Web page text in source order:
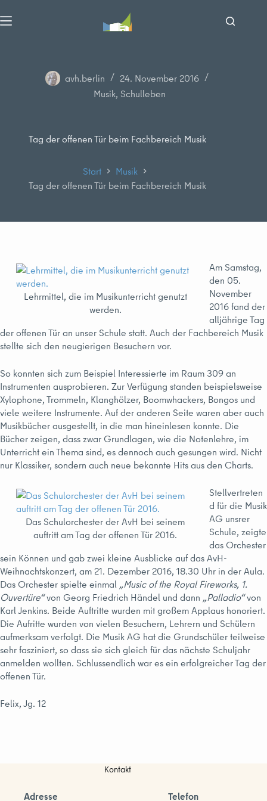
Inhalt
avh.berlin
24. November 2016
Musik, Schulleben
Tag der offenen Tür beim Fachbereich Musik
Start
Musik
Tag der offenen Tür beim Fachbereich Musik
Lehrmittel, die im Musikunterricht genutzt
werden.
Am Samstag,
den 05.
November
2016 fand der
alljährige Tag
der offenen Tür an unser Schule statt. Auch der Fachbereich Musik
stellte sich den neugierigen Besuchern vor.
So konnten sich zum Beispiel Interessierte im Raum 309 an
Instrumenten ausprobieren. Zur Verfügung standen beispielsweise
Xylophone, Trommeln, Klanghölzer, Boomwhackers, Bongos und
viele weitere Instrumente. Auf der anderen Seite waren aber auch
Musikbücher ausgestellt, in die man hineinlesen konnte. Die
Bücher zeigen, dass zwar Grundlagen, wie die Notenlehre, im
Unterricht ein Thema sind, es dennoch auch gesungen wird. Nicht
nur Klassiker, sondern auch neue bekannte Hits aus den Charts.
Das Schulorchester der AvH bei seinem
auftritt am Tag der offenen Tür 2016.
Stellvertreten
d für die Musik
AG unsrer
Schule, zeigte
das Orchester
sein Können und gab zwei kleine Ausblicke auf das AvH-
Weihnachtskonzert, am 21. Dezember 2016, 18.30 Uhr in der Aula.
Das Orchester spielte einmal „Music of the Royal Fireworks, 1.
Ouvertüre“von Georg Friedrich Händel und dann „Palladio“von
Karl Jenkins. Beide Auftritte wurden mit großem Applaus honoriert.
Die Aufritte wurden von vielen Besuchern, Lehrern und Schülern
aufmerksam verfolgt. Die Musik AG hat die Grundschüler teilweise
sehr fasziniert, so dass sie sich gleich für das nächste Schuljahr
anmelden wollten. Schlussendlich war es ein erfolgreicher Tag der
offenen Tür.
Felix, Jg. 12
Kontakt
Adresse Telefon